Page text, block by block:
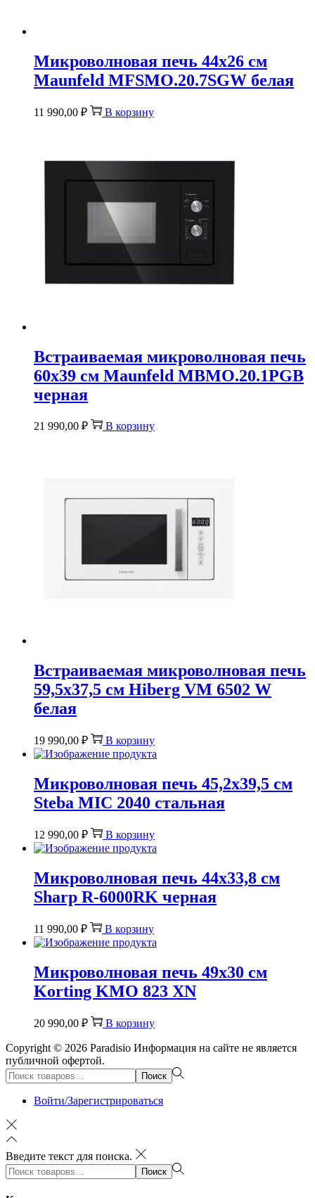
Микроволновая печь 44х26 см
Maunfeld MFSMO.20.7SGW белая
11 990,00 ₽ В корзину
Встраиваемая микроволновая печь
60х39 см Maunfeld MBMO.20.1PGB
черная
21 990,00 ₽ В корзину
Встраиваемая микроволновая печь
59,5х37,5 см Hiberg VM 6502 W
белая
19 990,00 ₽ В корзину
Микроволновая печь 45,2х39,5 см
Steba MIC 2040 стальная
12 990,00 ₽ В корзину
Микроволновая печь 44х33,8 см
Sharp R-6000RK черная
11 990,00 ₽ В корзину
Микроволновая печь 49х30 см
Korting KMO 823 XN
20 990,00 ₽ В корзину
Copyright © 2026 Paradisio Информация на сайте не является
публичной офертой.
Поиск:>
Поиск
Войти/Зарегистрироваться
Введите текст для поиска.
Поиск:>
Поиск